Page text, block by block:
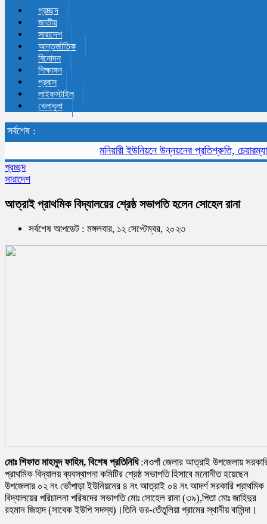
প্রচ্ছদ
জাতীয়
সারাদেশ
আন্তর্জাতিক
বিনোদন
শিক্ষাঙ্গন
প্রবাস
লাইফস্টাইল
খেলাধুলা
সর্বশেষ :
মনিয়ারী ইউনিয়নে উন্নয়নের প্রতিশ্রুতি, চেয়ারম্যান
প্রচ্ছদ
সারাদেশ
আত্রাই প্রাথমিক বিদ্যালয়ের শ্রেষ্ঠ সভাপতি হলেন সোহেল রানা
সর্বশেষ আপডেট : মঙ্গলবার, ১২ সেপ্টেম্বর, ২০২৩
মোঃ শিফাত মাহমুদ ফাহিম, বিশেষ প্রতিনিধি:নওগাঁ জেলার আত্রাই উপজেলায়
প্রাথমিক বিদ্যালয় ব্যবস্থাপনা কমিটির শ্রেষ্ঠ সভাপতি হিসাবে মনোনীত হয়েছেন
উপজেলার ০২ নং ভোঁপাড়া ইউনিয়নের ৪ নং আত্রাই ০৪ নং আদর্শ সরকারি প্রাথমিক
বিদ্যালয়ের পরিচালনা পরিষদের সভাপতি মোঃ সোহেল রানা (৩৯),পিতা মোঃ জাহিদুর
রহমান জিহাদ (সাবেক ইউপি সদস্য)।তিনি ভর-তেঁতুলিয়া গ্রামের স্থানীয় বাসিন্দা।